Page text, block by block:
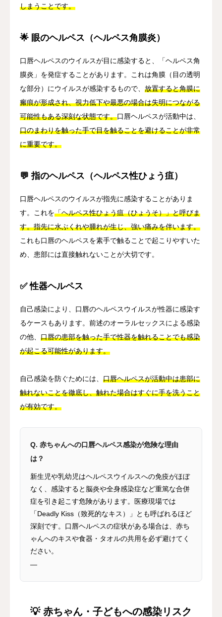
しまうことです。
🌟 眼のヘルペス（ヘルペス角膜炎）
口唇ヘルペスのウイルスが目に感染すると、「ヘルペス角
膜炎」を発症することがあります。これは角膜（目の透明
な部分）にウイルスが感染するもので、 放置すると角膜に
瘢痕が形成され、視力低下や最悪の場合は失明につながる
可能性もある深刻な状態です。口唇ヘルペスが活動中は、
口のまわりを触った手で目を触ることを避けることが非常
に重要です。
💬 指のヘルペス（ヘルペス性ひょう疽）
口唇ヘルペスのウイルスが指先に感染することがありま
す。これを「ヘルペス性ひょう疽（ひょうそ）」と呼びま
す。指先に水ぶくれや腫れが生じ、強い痛みを伴います。
これも口唇のヘルペスを素手で触ることで起こりやすいた
め、患部には直接触れないことが大切です。
✅ 性器ヘルペス
自己感染により、口唇のヘルペスウイルスが性器に感染す
るケースもあります。前述のオーラルセックスによる感染
の他、 口唇の患部を触った手で性器を触れることでも感染
が起こる可能性があります。
自己感染を防ぐためには、 口唇ヘルペスが活動中は患部に
触れないことを徹底し、触れた場合はすぐに手を洗うこと
が有効です。
Q. 赤ちゃんへの口唇ヘルペス感染が危険な理由
は？
新生児や乳幼児はヘルペスウイルスへの免疫がほぼ
なく、感染すると脳炎や全身感染症など重篤な合併
症を引き起こす危険があります。医療現場では
「Deadly Kiss（致死的なキス）」とも呼ばれるほど
深刻です。口唇ヘルペスの症状がある場合は、赤ち
ゃんへのキスや食器・タオルの共用を必ず避けてく
ださい。
—
💡 赤ちゃん・子どもへの感染リスク